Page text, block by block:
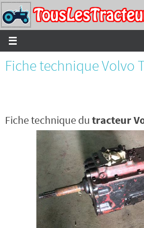
Passer
vers
le
contenu
Fiche technique Volvo
Fiche technique dutracteur